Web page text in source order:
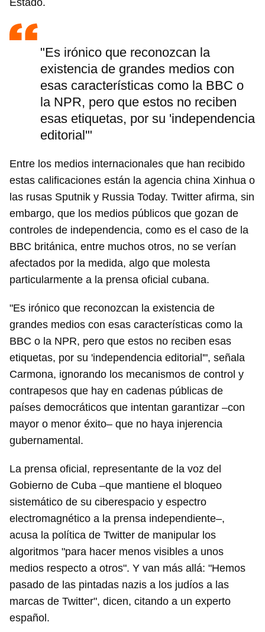
Guardar como favorito
INICIAR SESIÓN CANCELAR
Estado.
"Es irónico que reconozcan la
existencia de grandes medios con
esas características como la BBC o
la NPR, pero que estos no reciben
esas etiquetas, por su 'independencia
editorial'"
Entre los medios internacionales que han recibido
estas calificaciones están la agencia china Xinhua o
las rusas Sputnik y Russia Today. Twitter afirma, sin
embargo, que los medios públicos que gozan de
controles de independencia, como es el caso de la
BBC británica, entre muchos otros, no se verían
afectados por la medida, algo que molesta
particularmente a la prensa oficial cubana.
"Es irónico que reconozcan la existencia de
grandes medios con esas características como la
BBC o la NPR, pero que estos no reciben esas
etiquetas, por su 'independencia editorial'", señala
Carmona, ignorando los mecanismos de control y
contrapesos que hay en cadenas públicas de
países democráticos que intentan garantizar –con
mayor o menor éxito– que no haya injerencia
gubernamental.
La prensa oficial, representante de la voz del
Gobierno de Cuba –que mantiene el bloqueo
sistemático de su ciberespacio y espectro
electromagnético a la prensa independiente–,
acusa la política de Twitter de manipular los
algoritmos "para hacer menos visibles a unos
medios respecto a otros". Y van más allá: "Hemos
pasado de las pintadas nazis a los judíos a las
marcas de Twitter", dicen, citando a un experto
español.